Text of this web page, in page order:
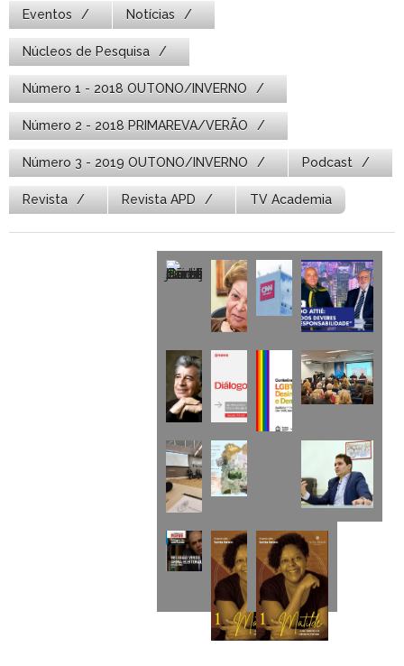
Eventos Notícias
Núcleos de Pesquisa
Número 1 - 2018 OUTONO/INVERNO
Número 2 - 2018 PRIMAREVA/VERÃO
Número 3 - 2019 OUTONO/INVERNO Podcast
Revista Revista APD TV Academia